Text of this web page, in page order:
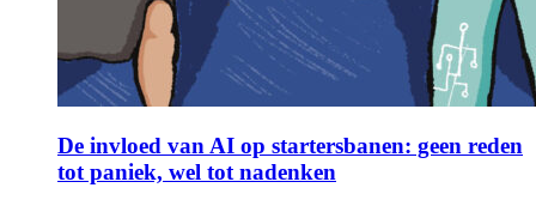
De invloed van AI op startersbanen: geen reden
tot paniek, wel tot nadenken